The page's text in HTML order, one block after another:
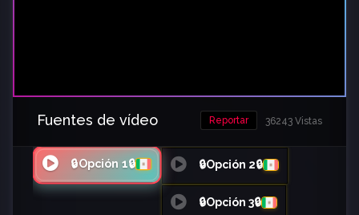
Fuentes de vídeo 36243 Vistas
Reportar
🔒Opción 1🔒 🔒Opción 2🔒
🔒Opción 3🔒